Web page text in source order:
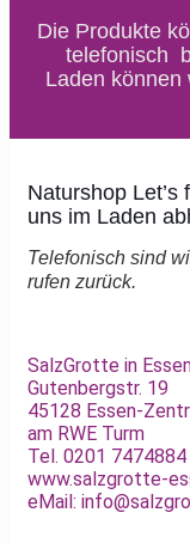
Die Produkte
telefonisch
Laden können
Naturshop Let’s
uns im Laden
Telefonisch sind
rufen zurück.
SalzGrotte in
Gutenbergstr. 19
45128 Essen-
am RWE Turm
Tel. 0201 7474884
www.salzgrotte-
eMail: